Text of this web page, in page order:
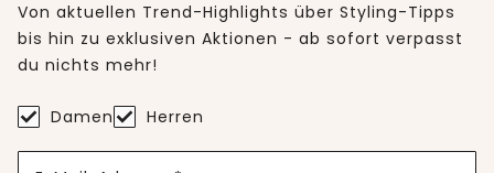
Von aktuellen Trend-Highlights über Styling-Tipps
bis hin zu exklusiven Aktionen - ab sofort verpasst
du nichts mehr!
Damen Herren